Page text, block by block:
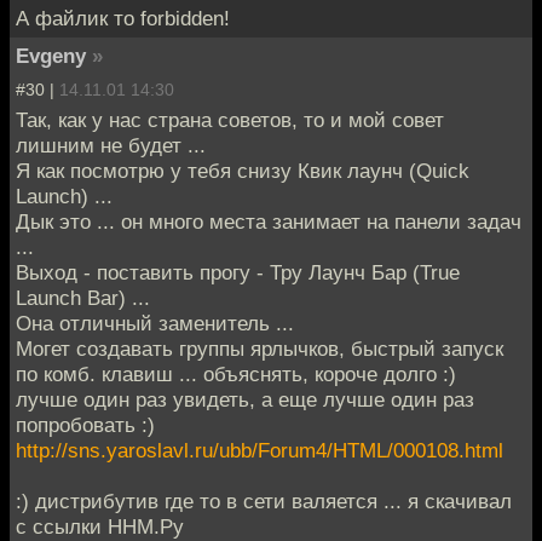
А файлик то forbidden!
Evgeny »
#30 | 14.11.01 14:30
Так, как у нас страна советов, то и мой совет
лишним не будет ...
Я как посмотрю у тебя снизу Квик лаунч (Quick
Launch) ...
Дык это ... он много места занимает на панели задач
...
Выход - поставить прогу - Тру Лаунч Бар (True
Launch Bar) ...
Она отличный заменитель ...
Могет создавать группы ярлычков, быстрый запуск
по комб. клавиш ... объяснять, короче долго :)
лучше один раз увидеть, а еще лучше один раз
попробовать :)
http://sns.yaroslavl.ru/ubb/Forum4/HTML/000108.html
:) дистрибутив где то в сети валяется ... я скачивал
с ссылки ННМ.Ру